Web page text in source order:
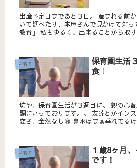
出産予定日まであと３日。 産まれる前
いて調べたり、本屋さんで見かけて知っ
教育」 私もゆるく、出来ることから取
子育て
保育園生活
食！
坊や、保育園生活が３週目に。 親の心
調にいっております。。 友達とかイン
変さ、全然なし😅 鼻水はまぁ垂れてる
子育て
１歳8ヶ月
です！